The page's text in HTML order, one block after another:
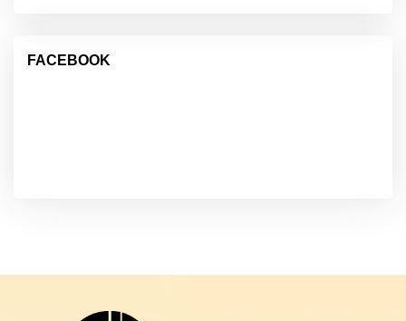
FACEBOOK